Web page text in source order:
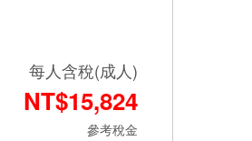
每人含稅(成人)
NT$15,824
參考稅金